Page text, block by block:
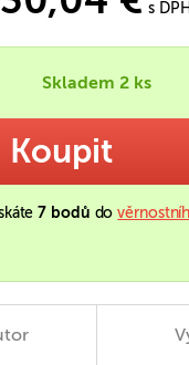
s
Skladem 2 ks
Koupit
7 bodů do